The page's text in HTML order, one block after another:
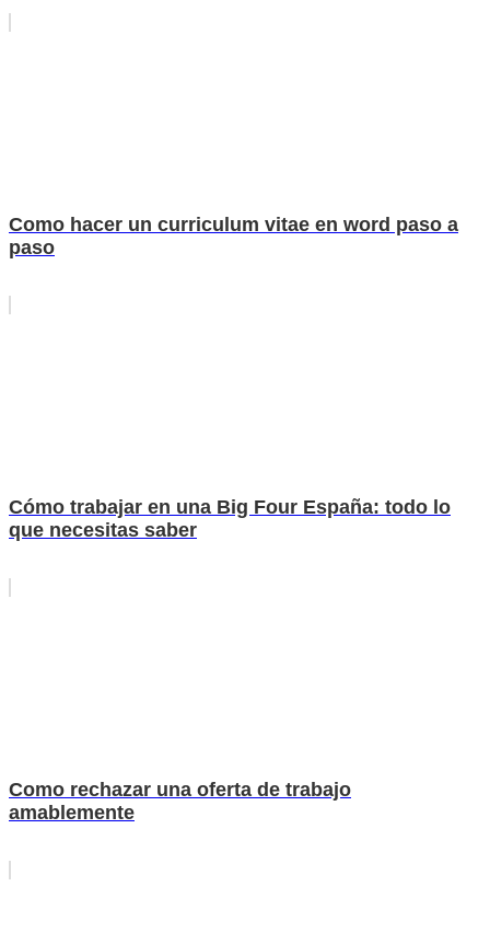
Como hacer un curriculum vitae en word paso a
paso
Cómo trabajar en una Big Four España: todo lo
que necesitas saber
Como rechazar una oferta de trabajo
amablemente